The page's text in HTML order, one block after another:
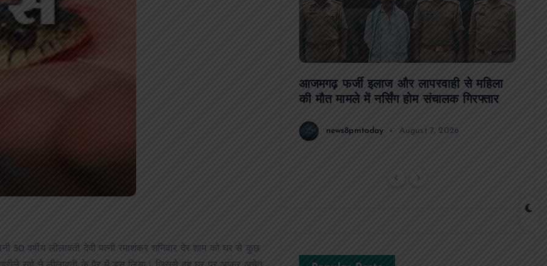
वर्षीय लीलावती देवी पत्नी रमाशंकर शनिवार देर शाम को घर से कुछ
आजमगढ़ फर्जी इलाज और लापरवाही से महिला
की मौत मामले में नर्सिंग होम संचालक गिरफ्तार
news8pmtoday August 7, 2026